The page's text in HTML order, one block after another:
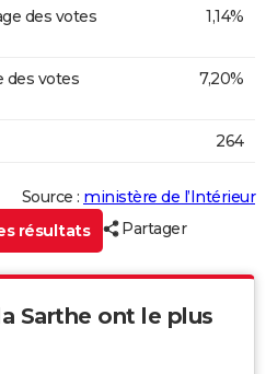
des votes
1,14%
des votes
7,20%
264
Source : ministère de l’Intérieur
résultats
Partager
Sarthe ont le plus